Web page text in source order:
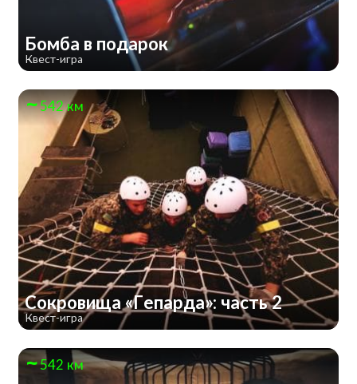
Бомба в подарок
Квест-игра
542 км
Сокровища «Гепарда»: часть 2
Квест-игра
542 км